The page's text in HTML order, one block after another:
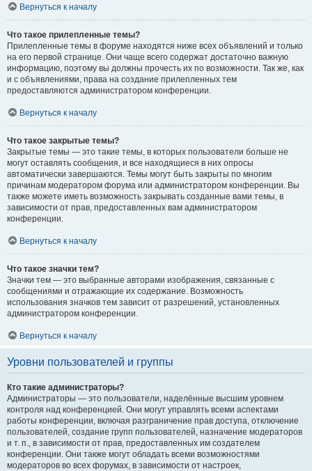
Вернуться к началу
Что такое прилепленные темы?
Прилепленные темы в форуме находятся ниже всех объявлений и только
на его первой странице. Они чаще всего содержат достаточно важную
информацию, поэтому вы должны прочесть их по возможности. Так же, как
и с объявлениями, права на создание прилепленных тем
предоставляются администратором конференции.
Вернуться к началу
Что такое закрытые темы?
Закрытые темы — это такие темы, в которых пользователи больше не
могут оставлять сообщения, и все находящиеся в них опросы
автоматически завершаются. Темы могут быть закрыты по многим
причинам модератором форума или администратором конференции. Вы
также можете иметь возможность закрывать созданные вами темы, в
зависимости от прав, предоставленных вам администратором
конференции.
Вернуться к началу
Что такое значки тем?
Значки тем — это выбранные авторами изображения, связанные с
сообщениями и отражающие их содержание. Возможность
использования значков тем зависит от разрешений, установленных
администратором конференции.
Вернуться к началу
Уровни пользователей и группы
Кто такие администраторы?
Администраторы — это пользователи, наделённые высшим уровнем
контроля над конференцией. Они могут управлять всеми аспектами
работы конференции, включая разграничение прав доступа, отключение
пользователей, создание групп пользователей, назначение модераторов
и т. п., в зависимости от прав, предоставленных им создателем
конференции. Они также могут обладать всеми возможностями
модераторов во всех форумах, в зависимости от настроек,